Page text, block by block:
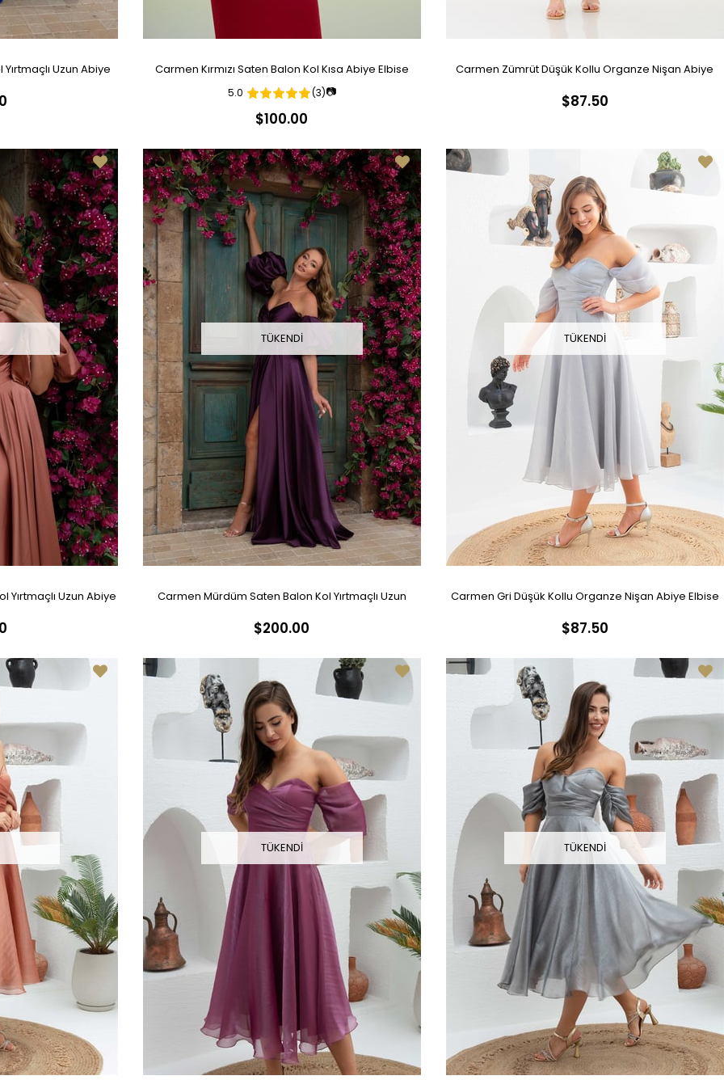
Uzun Abiye Carmen Kırmızı Saten Balon Kol Kısa Abiye Elbise
5.0 (3)📷
$100.00
Carmen Zümrüt Düşük Kollu Organze Nişan Abiye
Elbise
$87.50
Yırtmaçlı Uzun Abiye
TÜKENDI
Carmen Mürdüm Saten Balon Kol Yırtmaçlı Uzun
Abiye Elbise
$200.00
TÜKENDI
Carmen Gri Düşük Kollu Organze Nişan Abiye Elbise
$87.50
TÜKENDI TÜKENDI